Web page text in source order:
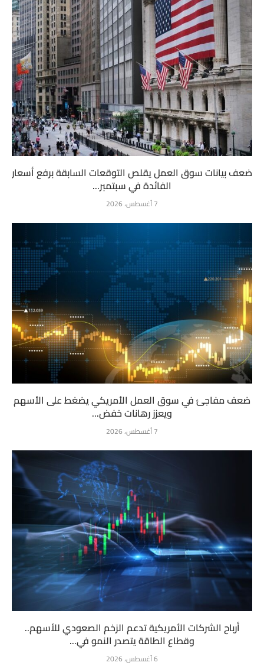
ضعف بيانات سوق العمل يقلص التوقعات السابقة برفع أسعار
الفائدة في سبتمبر...
7 أغسطس، 2026
ضعف مفاجئ في سوق العمل الأمريكي يضغط على الأسهم
ويعزز رهانات خفض...
7 أغسطس، 2026
أرباح الشركات الأمريكية تدعم الزخم الصعودي للأسهم..
وقطاع الطاقة يتصدر النمو في...
6 أغسطس، 2026